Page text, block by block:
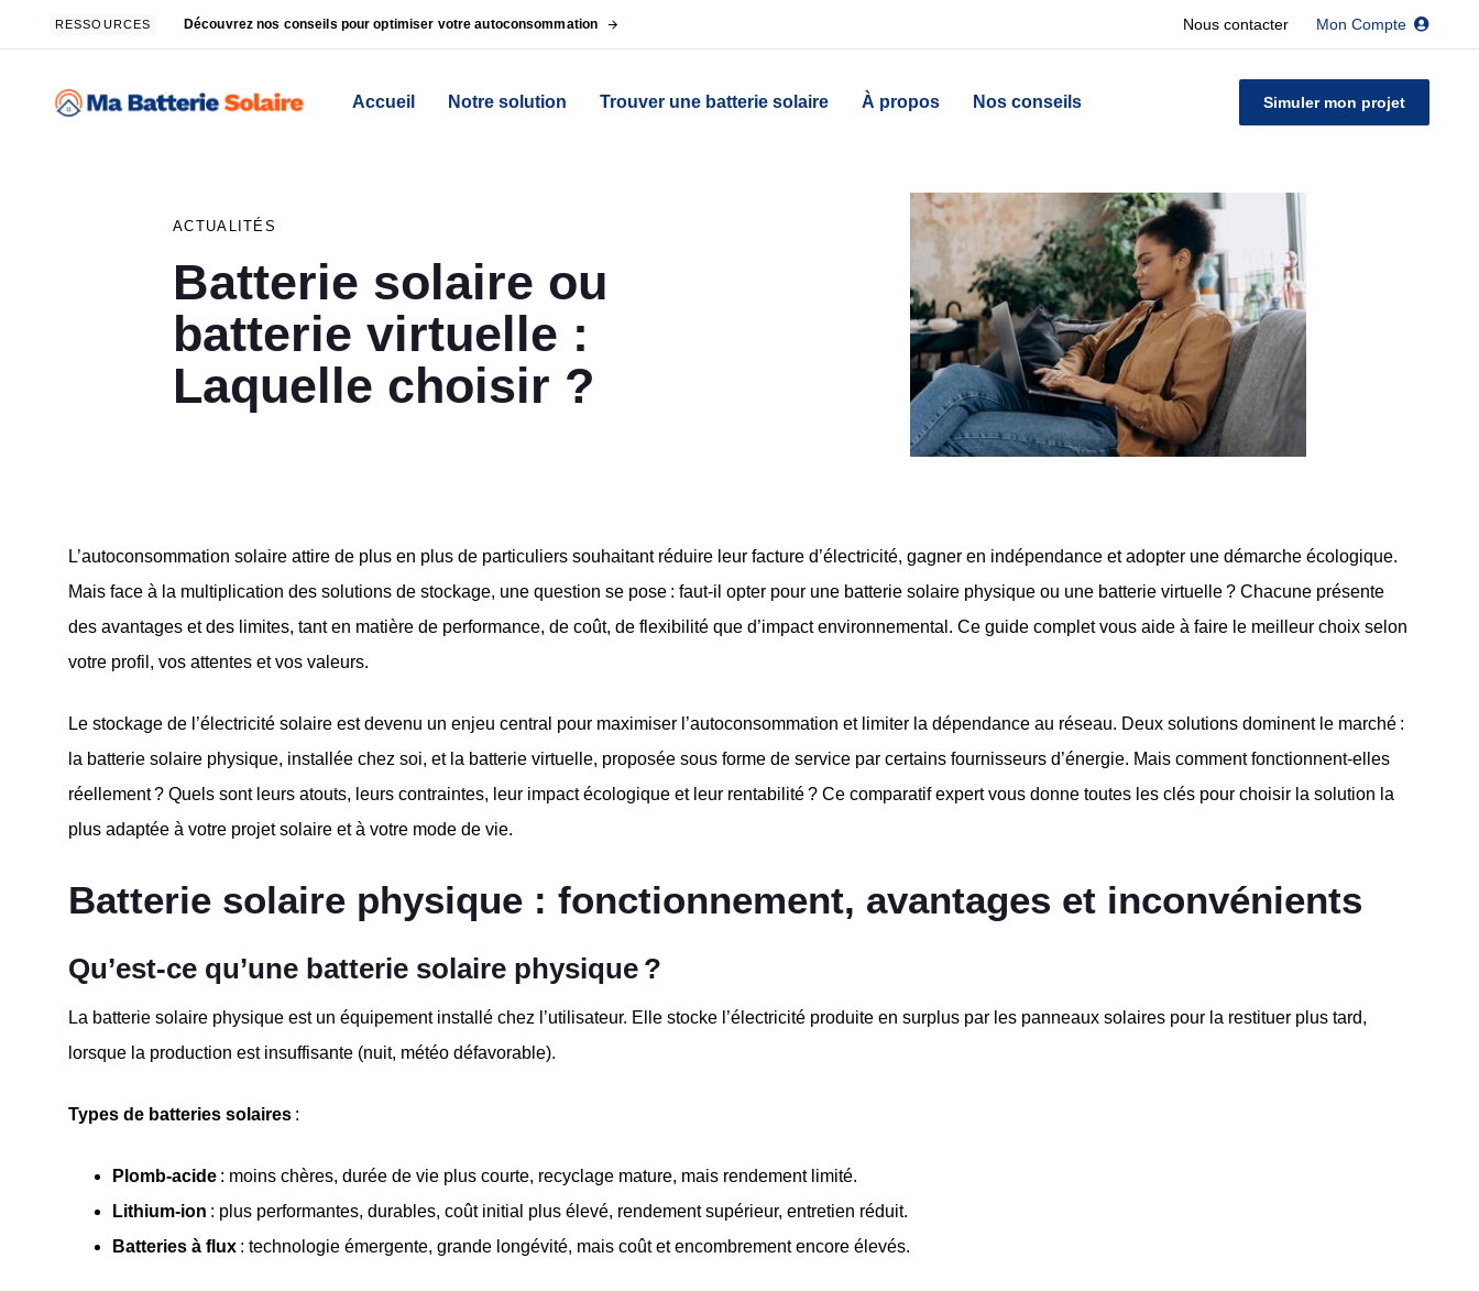
navigation
RESSOURCES Découvrez nos conseils pour optimiser votre autoconsommation Nous contacter Mon Compte
Accueil Notre solution Trouver une batterie solaire À propos Nos conseils Simuler mon projet
ACTUALITÉS
Batterie solaire ou
batterie virtuelle :
Laquelle choisir ?
L’autoconsommation solaire attire de plus en plus de particuliers souhaitant réduire leur facture d’électricité, gagner en indépendance et adopter une démarche écologique.
Mais face à la multiplication des solutions de stockage, une question se pose : faut-il opter pour une batterie solaire physique ou une batterie virtuelle ? Chacune présente
des avantages et des limites, tant en matière de performance, de coût, de flexibilité que d’impact environnemental. Ce guide complet vous aide à faire le meilleur choix selon
votre profil, vos attentes et vos valeurs.
Le stockage de l’électricité solaire est devenu un enjeu central pour maximiser l’autoconsommation et limiter la dépendance au réseau. Deux solutions dominent le marché :
la batterie solaire physique, installée chez soi, et la batterie virtuelle, proposée sous forme de service par certains fournisseurs d’énergie. Mais comment fonctionnent-elles
réellement ? Quels sont leurs atouts, leurs contraintes, leur impact écologique et leur rentabilité ? Ce comparatif expert vous donne toutes les clés pour choisir la solution la
plus adaptée à votre projet solaire et à votre mode de vie.
Batterie solaire physique : fonctionnement, avantages et inconvénients
Qu’est-ce qu’une batterie solaire physique ?
La batterie solaire physique est un équipement installé chez l’utilisateur. Elle stocke l’électricité produite en surplus par les panneaux solaires pour la restituer plus tard,
lorsque la production est insuffisante (nuit, météo défavorable).
Types de batteries solaires :
Plomb-acide : moins chères, durée de vie plus courte, recyclage mature, mais rendement limité.
Lithium-ion : plus performantes, durables, coût initial plus élevé, rendement supérieur, entretien réduit.
Batteries à flux : technologie émergente, grande longévité, mais coût et encombrement encore élevés.